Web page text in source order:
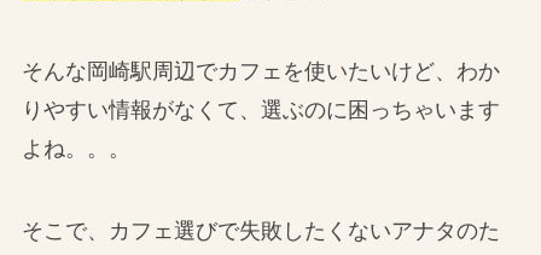
そんな岡崎駅周辺でカフェを使いたいけど、わか
りやすい情報がなくて、選ぶのに困っちゃいます
よね。。。
そこで、カフェ選びで失敗したくないアナタのた